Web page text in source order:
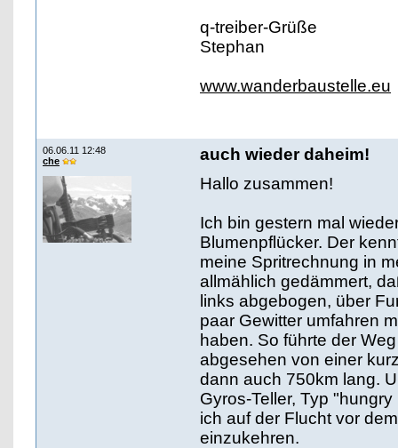
q-treiber-Grüße
Stephan
www.wanderbaustelle.eu
06.06.11 12:48
che
auch wieder daheim!
Hallo zusammen!
Ich bin gestern mal
Blumenpflücker. Der
meine Spritrechnung in
allmählich gedämmert,
links abgebogen, über
paar Gewitter umfahren
haben. So führte der
abgesehen von einer
dann auch 750km lang.
Gyros-Teller, Typ
ich auf der Flucht vor
einzukehren.